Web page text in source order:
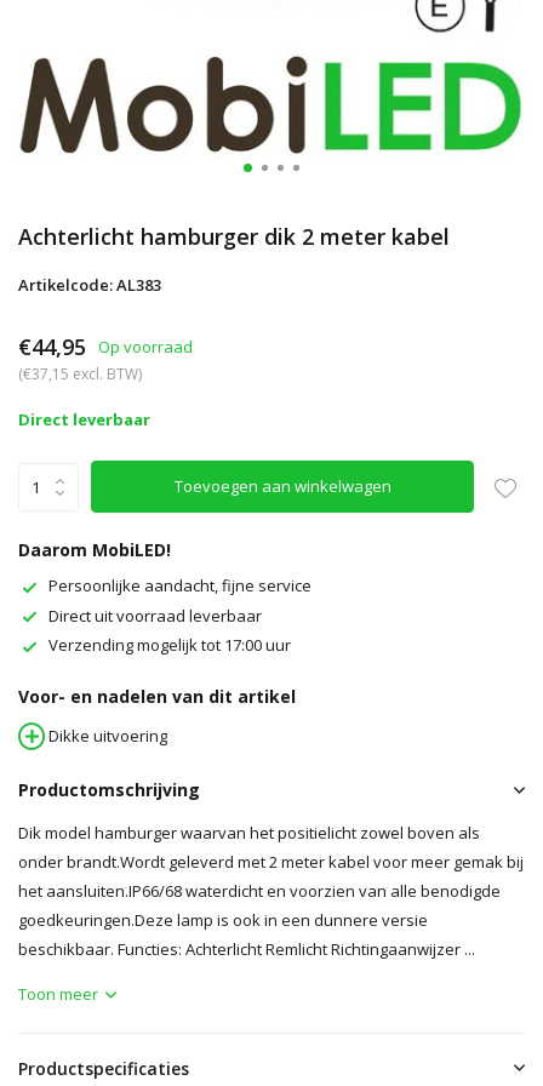
Achterlicht hamburger dik 2 meter kabel
Artikelcode: AL383
€44,95 Op voorraad
(€37,15 excl. BTW)
Direct leverbaar
Toevoegen aan winkelwagen
Daarom MobiLED!
Persoonlijke aandacht, fijne service
Direct uit voorraad leverbaar
Verzending mogelijk tot 17:00 uur
Voor- en nadelen van dit artikel
Dikke uitvoering
Productomschrijving
Dik model hamburger waarvan het positielicht zowel boven als
onder brandt.Wordt geleverd met 2 meter kabel voor meer gemak bij
het aansluiten.IP66/68 waterdicht en voorzien van alle benodigde
goedkeuringen.Deze lamp is ook in een dunnere versie
beschikbaar. Functies: Achterlicht Remlicht Richtingaanwijzer ...
Toon meer
Productspecificaties